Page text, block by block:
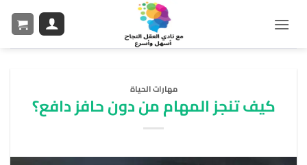
مهارات الحياة
كيف تنجز المهام من دون حافز دافع؟